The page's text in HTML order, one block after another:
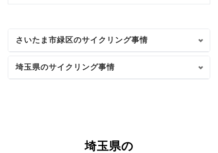
さいたま市緑区のサイクリング事情
埼玉県のサイクリング事情
埼玉県の